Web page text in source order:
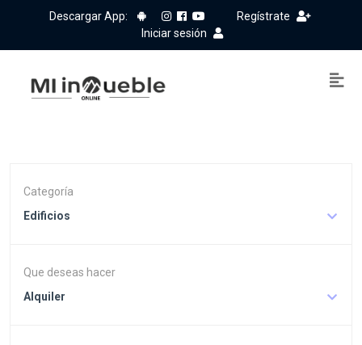
Descargar App:
Regístrate
Iniciar sesión
Categoría
Edificios
Que deseas hacer
Alquiler